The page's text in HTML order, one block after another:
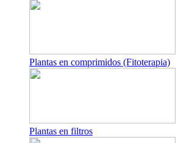
Plantas en comprimidos (Fitoterapia)
Plantas en filtros